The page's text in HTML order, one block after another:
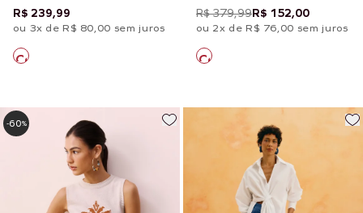
R$ 239,99
ou 3x de R$ 80,00 sem juros
Beach
R$ 379,99R$ 152,00
ou 2x de R$ 76,00 sem juros
-60%